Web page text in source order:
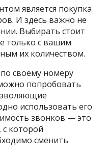
является покупка
И здесь важно не
Выбирать стоит
только с вашим
их количеством.
своему номеру
попробовать
использовать его
звонков — это
которой
сменить